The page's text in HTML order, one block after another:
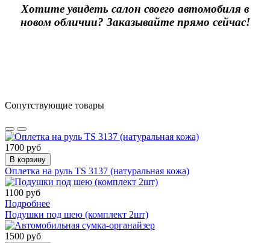
Хотите увидеть салон своего автомобиля в
новом обличии? Заказывайте прямо сейчас!
Сопутствующие товары
1700 руб
В корзину
Оплетка на руль TS 3137 (натуральная кожа)
1100 руб
Подробнее
Подушки под шею (комплект 2шт)
1500 руб